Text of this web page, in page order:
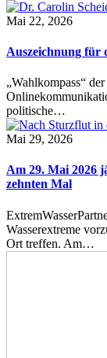
Mai 22, 2026
Auszeichnung für
„Wahlkompass“
politische…
Mai 29, 2026
Am 29. Mai 2026
zehnten Mal
Wasserextreme
Ort treffen. Am…